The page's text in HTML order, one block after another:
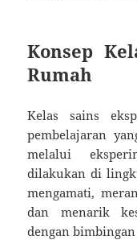
Konsep
Rumah
Kelas sains
pembelajaran
melalui
dilakukan di
mengamati,
dan menarik
dengan